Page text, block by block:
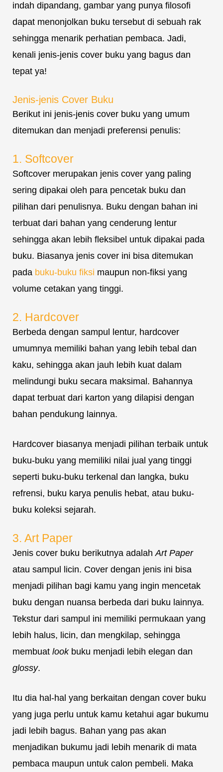
indah dipandang, gambar yang punya filosofi
dapat menonjolkan buku tersebut di sebuah rak
sehingga menarik perhatian pembaca. Jadi,
kenali jenis-jenis cover buku yang bagus dan
tepat ya!
Jenis-jenis Cover Buku
Berikut ini jenis-jenis cover buku yang umum
ditemukan dan menjadi preferensi penulis:
1. Softcover
Softcover merupakan jenis cover yang paling
sering dipakai oleh para pencetak buku dan
pilihan dari penulisnya. Buku dengan bahan ini
terbuat dari bahan yang cenderung lentur
sehingga akan lebih fleksibel untuk dipakai pada
buku. Biasanya jenis cover ini bisa ditemukan
pada buku-buku fiksi maupun non-fiksi yang
volume cetakan yang tinggi.
2. Hardcover
Berbeda dengan sampul lentur, hardcover
umumnya memiliki bahan yang lebih tebal dan
kaku, sehingga akan jauh lebih kuat dalam
melindungi buku secara maksimal. Bahannya
dapat terbuat dari karton yang dilapisi dengan
bahan pendukung lainnya.
Hardcover biasanya menjadi pilihan terbaik untuk
buku-buku yang memiliki nilai jual yang tinggi
seperti buku-buku terkenal dan langka, buku
refrensi, buku karya penulis hebat, atau buku-
buku koleksi sejarah.
3. Art Paper
Jenis cover buku berikutnya adalahArt Paper
atau sampul licin. Cover dengan jenis ini bisa
menjadi pilihan bagi kamu yang ingin mencetak
buku dengan nuansa berbeda dari buku lainnya.
Tekstur dari sampul ini memiliki permukaan yang
lebih halus, licin, dan mengkilap, sehingga
membuat lookbuku menjadi lebih elegan dan
glossy.
Itu dia hal-hal yang berkaitan dengan cover buku
yang juga perlu untuk kamu ketahui agar bukumu
jadi lebih bagus. Bahan yang pas akan
menjadikan bukumu jadi lebih menarik di mata
pembaca maupun untuk calon pembeli. Maka